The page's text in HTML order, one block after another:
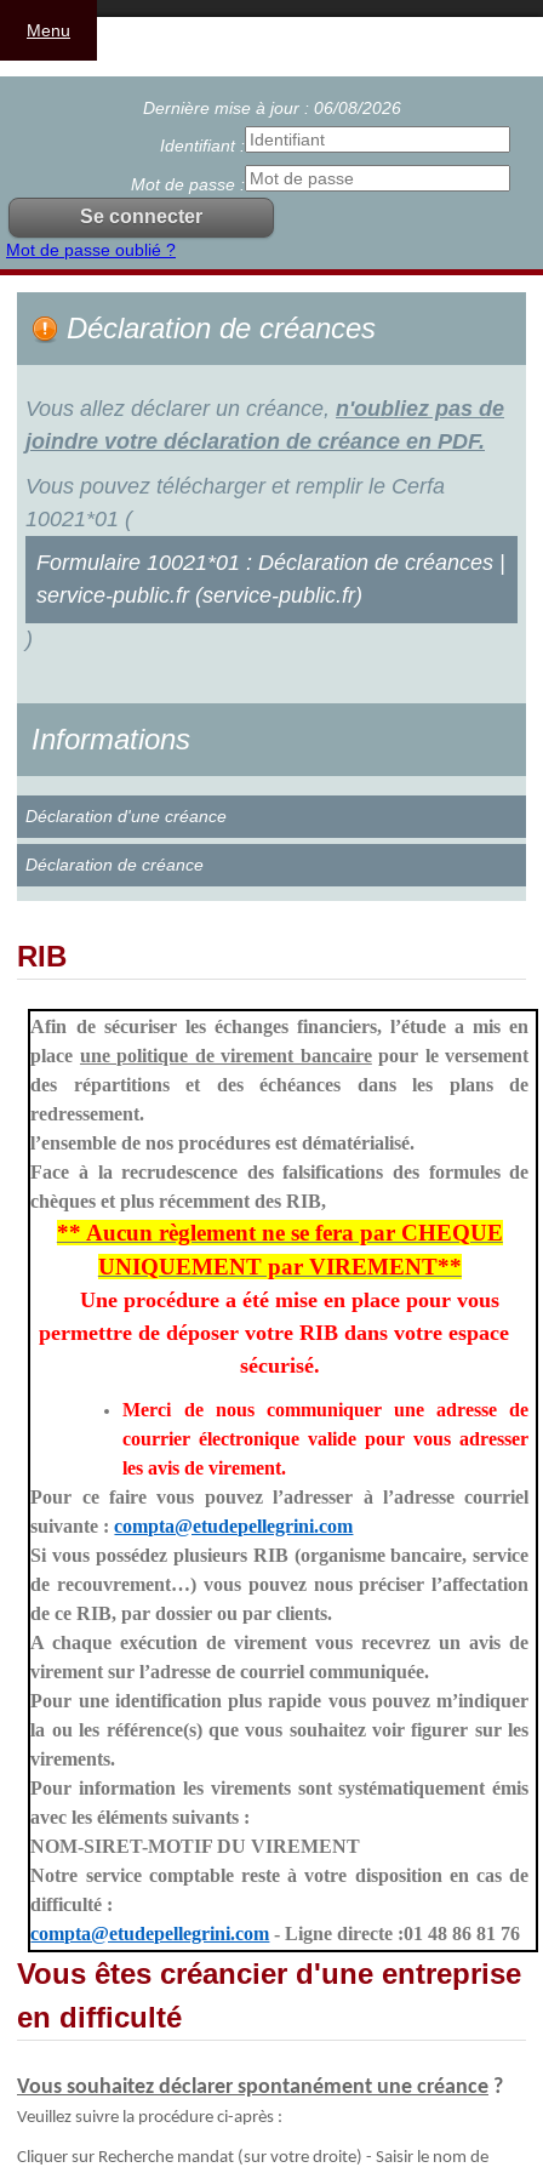
Dernière mise à jour : 06/08/2026
Identifiant :
Mot de passe :
Mot de passe oublié ?
Menu
Déclaration de créances
Vous allez déclarer un créance, n'oubliez pas de
joindre votre déclaration de créance en PDF.
Vous pouvez télécharger et remplir le Cerfa
10021*01 (
Formulaire 10021*01 : Déclaration de créances |
service-public.fr (service-public.fr)
)
Informations
Déclaration d'une créance
Déclaration de créance
RIB
Afin de sécuriser les échanges financiers, l’étude a mis en
place une politique de virement bancairepour le versement
des répartitions et des échéances dans les plans de
redressement.
l’ensemble de nos procédures est dématérialisé.
Face à la recrudescence des falsifications des formules de
chèques et plus récemment des RIB,
** Aucun règlement ne se fera par CHEQUE
UNIQUEMENT par VIREMENT**
Une procédure a été mise en place pour vous
permettre de déposer votre RIB dans votre espace
sécurisé.
Merci de nous communiquer une adresse de
courrier électronique valide pour vous adresser
les avis de virement.
Pour ce faire vous pouvez l’adresser à l’adresse courriel
suivante :compta@etudepellegrini.com
Si vous possédez plusieurs RIB (organisme bancaire, service
de recouvrement…) vous pouvez nous préciser l’affectation
de ce RIB, par dossier ou par clients.
A chaque exécution de virement vous recevrez un avis de
virement sur l’adresse de courriel communiquée.
Pour une identification plus rapide vous pouvez m’indiquer
la ou les référence(s) que vous souhaitez voir figurer sur les
virements.
Pour information les virements sont systématiquement émis
avec les éléments suivants :
NOM-SIRET-MOTIF DU VIREMENT
Notre service comptable reste à votre disposition en cas de
difficulté :
compta@etudepellegrini.com - Ligne directe :01 48 86 81 76
Vous êtes créancier d'une entreprise
en difficulté
Vous souhaitez déclarer spontanément une créance ?
Veuillez suivre la procédure ci-après :
Cliquer sur Recherche mandat (sur votre droite) - Saisir le nom de